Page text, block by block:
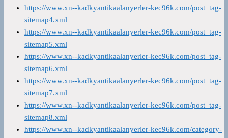
https://www.xn--kadkyantikaalanyerler-kec96k.com/post_tag-
sitemap4.xml
https://www.xn--kadkyantikaalanyerler-kec96k.com/post_tag-
sitemap5.xml
https://www.xn--kadkyantikaalanyerler-kec96k.com/post_tag-
sitemap6.xml
https://www.xn--kadkyantikaalanyerler-kec96k.com/post_tag-
sitemap7.xml
https://www.xn--kadkyantikaalanyerler-kec96k.com/post_tag-
sitemap8.xml
https://www.xn--kadkyantikaalanyerler-kec96k.com/category-